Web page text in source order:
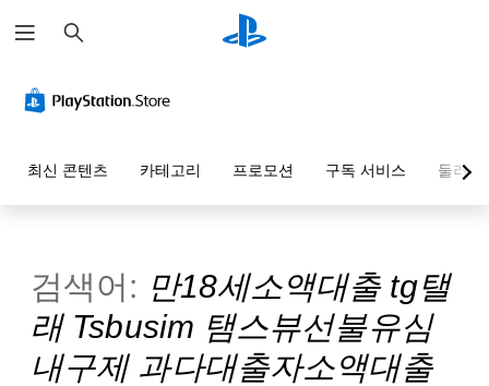
색
최신 콘텐츠 카테고리 프로모션 구독 서비스 둘러보
검색어: 만18세소액대출 tg탤
래 Tsbusim 탬스뷰선불유심
내구제 과다대출자소액대출